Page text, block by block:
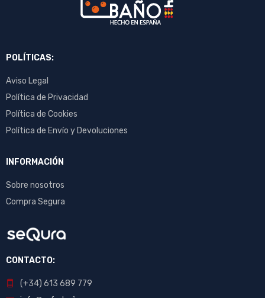
POLÍTICAS:
Aviso Legal
Política de Privacidad
Política de Cookies
Política de Envío y Devoluciones
INFORMACIÓN
Sobre nosotros
Compra Segura
CONTACTO:
(+34) 613 689 779